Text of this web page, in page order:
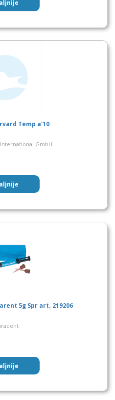
Temp a'10
GmbH
5g Spr art. 219206